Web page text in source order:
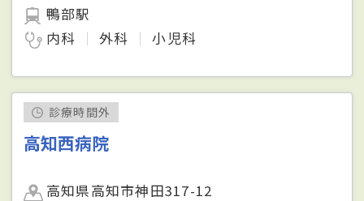
鴨部駅
内科
外科 小児科
診療時間外
高知西病院
高知県高知市神田317-12